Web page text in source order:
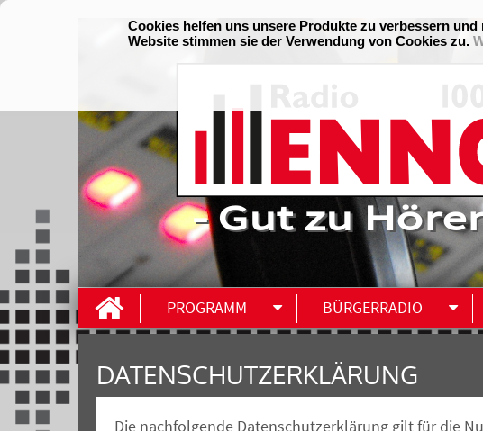
- Gut zu
PROGRAMM BÜRGERRADIO
DATENSCHUTZERKLÄRUNG
Die nachfolgende Datenschutzerklärung gilt für die